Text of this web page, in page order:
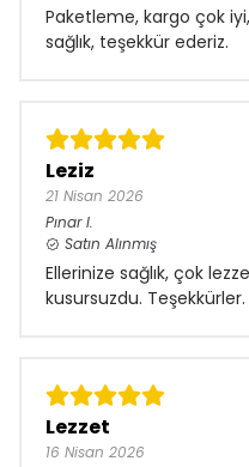
Paketleme, kargo çok
sağlık, teşekkür ederiz.
Leziz
21 Nisan 2026
Pınar I.
Satın Alınmış
Ellerinize sağlık, çok
kusursuzdu. Teşekkürler.
Lezzet
16 Nisan 2026